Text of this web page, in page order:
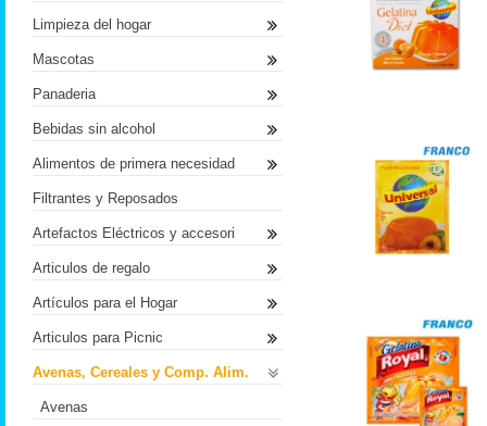
Limpieza del hogar
Mascotas
Panaderia
Bebidas sin alcohol
Alimentos de primera necesidad
Filtrantes y Reposados
Artefactos Eléctricos y accesori
Articulos de regalo
Artículos para el Hogar
Articulos para Picnic
Avenas, Cereales y Comp. Alim.
Avenas